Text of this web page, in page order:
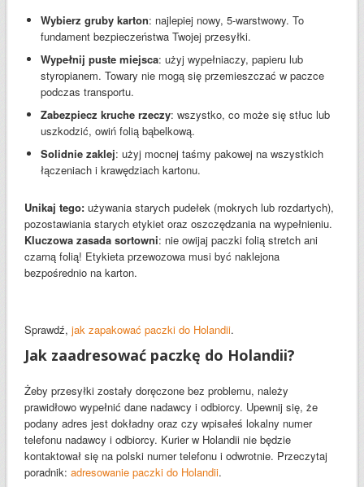
Wybierz gruby karton: najlepiej nowy, 5-warstwowy. To
fundament bezpieczeństwa Twojej przesyłki.
Wypełnij puste miejsca: użyj wypełniaczy, papieru lub
styropianem. Towary nie mogą się przemieszczać w paczce
podczas transportu.
Zabezpiecz kruche rzeczy: wszystko, co może się stłuc lub
uszkodzić, owiń folią bąbelkową.
Solidnie zaklej: użyj mocnej taśmy pakowej na wszystkich
łączeniach i krawędziach kartonu.
Unikaj tego: używania starych pudełek (mokrych lub rozdartych),
pozostawiania starych etykiet oraz oszczędzania na wypełnieniu.
Kluczowa zasada sortowni: nie owijaj paczki folią stretch ani
czarną folią! Etykieta przewozowa musi być naklejona
bezpośrednio na karton.
Sprawdź, jak zapakować paczki do Holandii.
Jak zaadresować paczkę do Holandii?
Żeby przesyłki zostały doręczone bez problemu, należy
prawidłowo wypełnić dane nadawcy i odbiorcy. Upewnij się, że
podany adres jest dokładny oraz czy wpisałeś lokalny numer
telefonu nadawcy i odbiorcy. Kurier w Holandii nie będzie
kontaktował się na polski numer telefonu i odwrotnie. Przeczytaj
poradnik: adresowanie paczki do Holandii.